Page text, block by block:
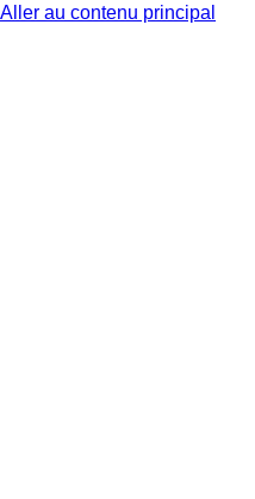
Aller au contenu principal